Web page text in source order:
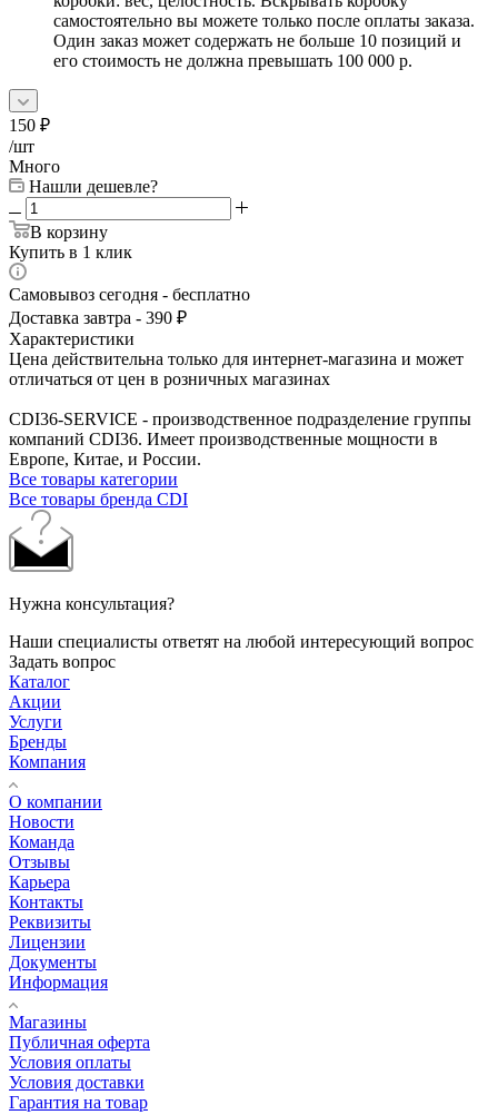
самостоятельно вы можете только после оплаты заказа.
Один заказ может содержать не больше 10 позиций и
его стоимость не должна превышать 100 000 р.
150 ₽
/шт
Много
Нашли дешевле?
В корзину
Купить в 1 клик
Самовывоз сегодня - бесплатно
Доставка завтра - 390 ₽
Характеристики
Цена действительна только для интернет-магазина и может
отличаться от цен в розничных магазинах
CDI36-SERVICE - производственное подразделение группы
компаний CDI36. Имеет производственные мощности в
Европе, Китае, и России.
Все товары категории
Все товары бренда CDI
Нужна консультация?
Наши специалисты ответят на любой интересующий вопрос
Задать вопрос
Каталог
Акции
Услуги
Бренды
Компания
О компании
Новости
Команда
Отзывы
Карьера
Контакты
Реквизиты
Лицензии
Документы
Информация
Магазины
Публичная оферта
Условия оплаты
Условия доставки
Гарантия на товар